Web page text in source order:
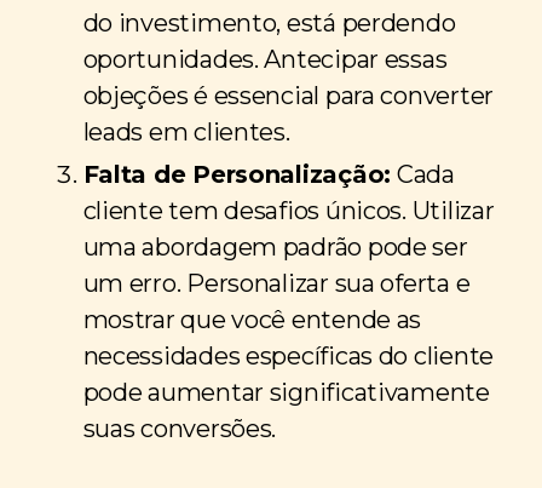
do investimento, está perdendo
oportunidades. Antecipar essas
objeções é essencial para converter
leads em clientes.
Falta de Personalização: Cada
cliente tem desafios únicos. Utilizar
uma abordagem padrão pode ser
um erro. Personalizar sua oferta e
mostrar que você entende as
necessidades específicas do cliente
pode aumentar significativamente
suas conversões.